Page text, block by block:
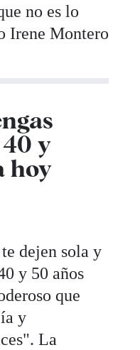
no es lo
Irene Montero
y
hoy
dejen sola y
y 50 años
que
y
La